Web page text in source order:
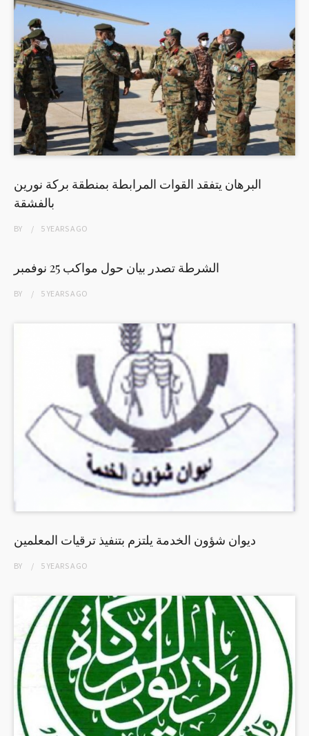
البرهان يتفقد القوات المرابطة بمنطقة بركة نورين
بالفشقة
BY 5 YEARSAGO
الشرطة تصدر بيان حول مواكب 25 نوفمبر
BY 5 YEARSAGO
ديوان شؤون الخدمة يلتزم بتنفيذ ترقيات المعلمين
BY 5 YEARSAGO